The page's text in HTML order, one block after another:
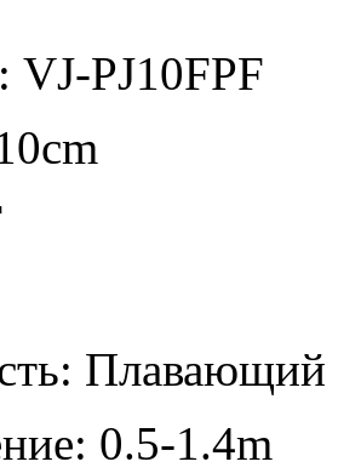
VJ-PJ10FPF
Плавающий
0.5-1.4m